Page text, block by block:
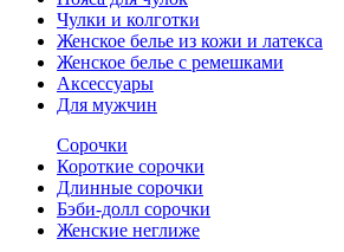
Чулки и колготки
Женское белье из кожи и латекса
Женское белье с ремешками
Аксессуары
Для мужчин
Сорочки
Короткие сорочки
Длинные сорочки
Бэби-долл сорочки
Женские неглиже